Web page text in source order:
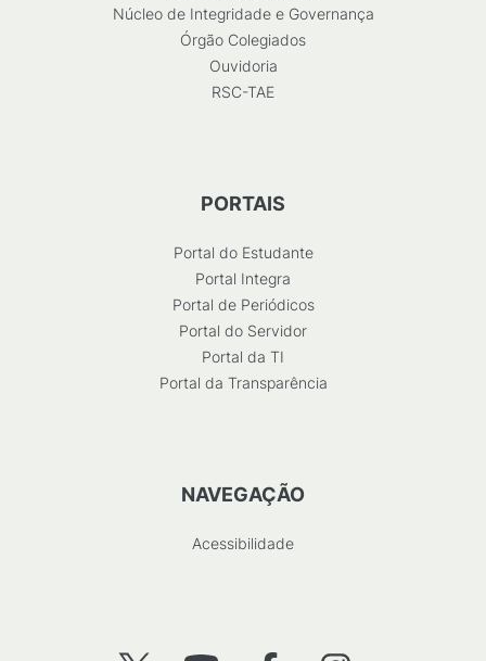
Núcleo de Integridade e Governança
Órgão Colegiados
Ouvidoria
RSC-TAE
PORTAIS
Portal do Estudante
Portal Integra
Portal de Periódicos
Portal do Servidor
Portal da TI
Portal da Transparência
NAVEGAÇÃO
Acessibilidade